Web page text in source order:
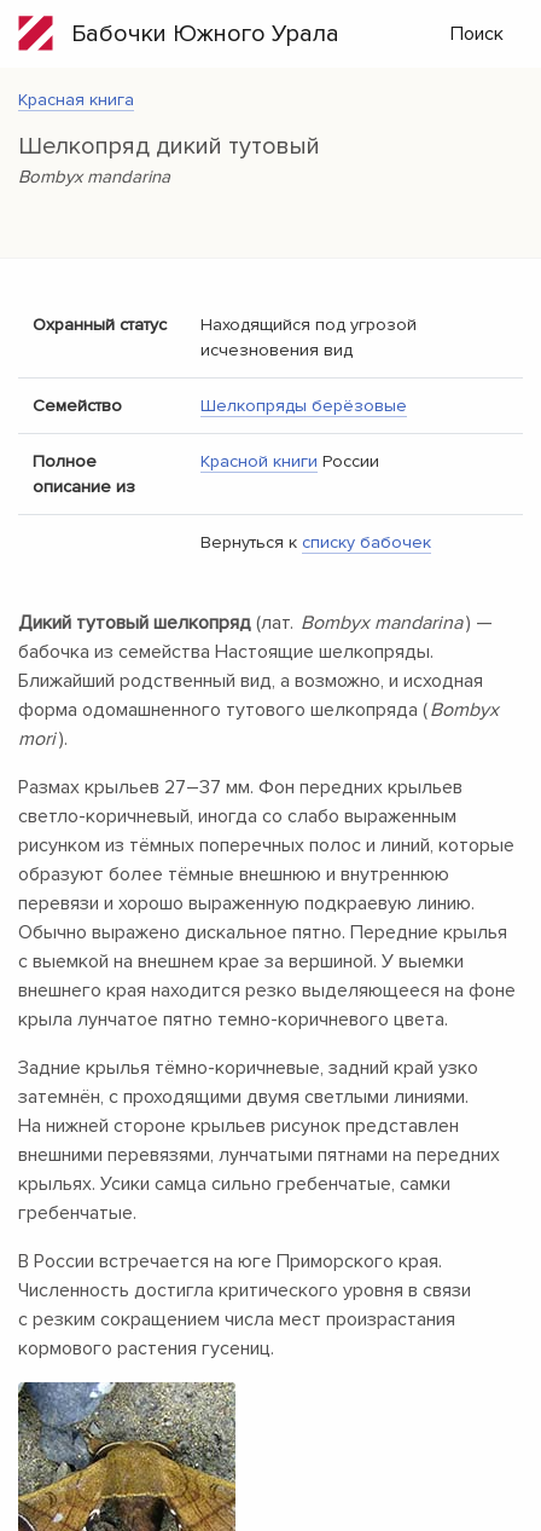
Бабочки Южного Урала Поиск
Красная книга
Шелкопряд дикий тутовый
Bombyx mandarina
Охранный статус
Находящийся под угрозой
исчезновения вид
Семейство Шелкопряды берёзовые
Полное
описание из
Красной книги России
Вернуться к списку бабочек
Дикий тутовый шелкопряд (лат. Bombyx mandarina) —
бабочка из семейства Настоящие шелкопряды.
Ближайший родственный вид, а возможно, и исходная
форма одомашненного тутового шелкопряда (Bombyx
mori).
Размах крыльев 27–37 мм. Фон передних крыльев
светло-коричневый, иногда со слабо выраженным
рисунком из тёмных поперечных полос и линий, которые
образуют более тёмные внешнюю и внутреннюю
перевязи и хорошо выраженную подкраевую линию.
Обычно выражено дискальное пятно. Передние крылья
с выемкой на внешнем крае за вершиной. У выемки
внешнего края находится резко выделяющееся на фоне
крыла лунчатое пятно темно-коричневого цвета.
Задние крылья тёмно-коричневые, задний край узко
затемнён, с проходящими двумя светлыми линиями.
На нижней стороне крыльев рисунок представлен
внешними перевязями, лунчатыми пятнами на передних
крыльях. Усики самца сильно гребенчатые, самки
гребенчатые.
В России встречается на юге Приморского края.
Численность достигла критического уровня в связи
с резким сокращением числа мест произрастания
кормового растения гусениц.